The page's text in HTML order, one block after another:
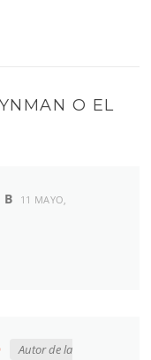
O EL
B
11 MAYO,
Autor de la